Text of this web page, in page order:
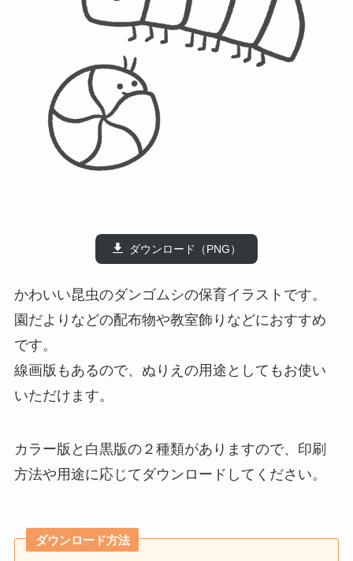
ダウンロード（PNG）
かわいい昆虫のダンゴムシの保育イラストです。
園だよりなどの配布物や教室飾りなどにおすすめ
です。
線画版もあるので、ぬりえの用途としてもお使い
いただけます。
カラー版と白黒版の２種類がありますので、印刷
方法や用途に応じてダウンロードしてください。
ダウンロード方法